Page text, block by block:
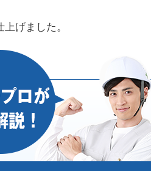
げました。